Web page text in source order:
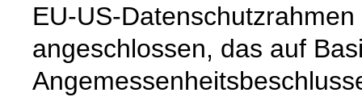
EU-US-
angeschlossen, das auf